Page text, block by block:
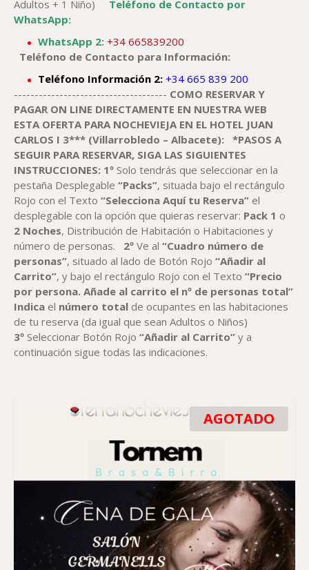
Adultos + 1 Niño) Teléfono de Contacto por
WhatsApp:
WhatsApp 2: +34 665839200
Teléfono de Contacto para Información:
Teléfono Información 2: +34 665 839 200
------------------------------------- COMO RESERVAR Y
PAGAR ON LINE DIRECTAMENTE EN NUESTRA WEB
ESTA OFERTA PARA NOCHEVIEJA EN EL HOTEL JUAN
CARLOS I 3*** (Villarrobledo – Albacete):
*PASOS A
SEGUIR PARA RESERVAR, SIGA LAS SIGUIENTES
INSTRUCCIONES: 1º Solo tendrás que seleccionar en la
pestaña Desplegable“Packs”, situada bajo el rectángulo
Rojo con el Texto“Selecciona Aquí tu Reserva” el
desplegable con la opción que quieras reservar: Pack 1 o
2 Noches, Distribución de Habitación o Habitaciones y
número de personas. 2º Ve al“Cuadro número de
personas”, situado al lado de Botón Rojo“Añadir al
Carrito”, y bajo el rectángulo Rojo con el Texto“Precio
por persona. Añade al carrito el nº de personas total”
Indica el número total de ocupantes en las habitaciones
de tu reserva (da igual que sean Adultos o Niños)
3º Seleccionar Botón Rojo“Añadir al Carrito” y a
continuación sigue todas las indicaciones.
AGOTADO